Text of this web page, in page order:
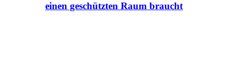
einen geschützten Raum braucht